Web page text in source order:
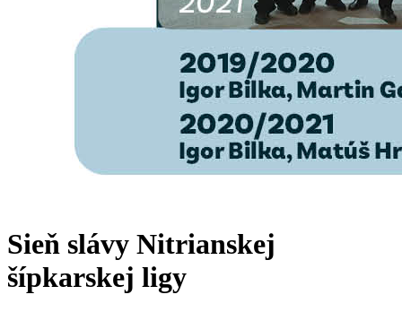
Sieň slávy Nitrianskej
šípkarskej ligy